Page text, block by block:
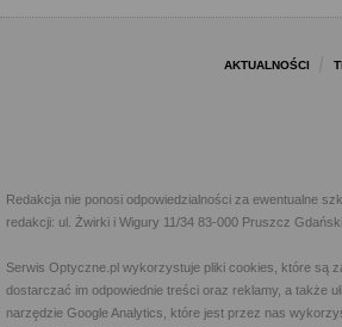
AKTUALNOŚCI
Redakcja nie ponosi odpowiedzialności za ewentualne
redakcji: ul. Żwirki i Wigury 11/34 83-000 Pruszcz
Serwis Optyczne.pl wykorzystuje pliki cookies, które są
dostarczać im odpowiednie treści oraz reklamy, a także
narzędzie Google Analytics, które jest przez nas